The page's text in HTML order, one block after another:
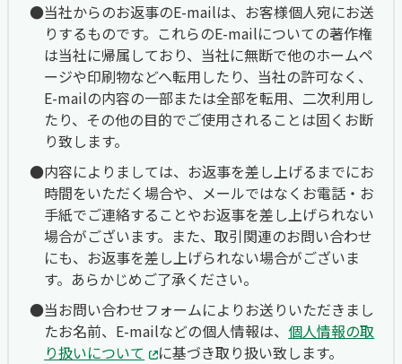
当社からのお返事のE-mailは、お客様個人宛にお送
りするものです。これらのE-mailについての著作権
は当社に帰属しており、当社に無断で他のホームペ
ージや印刷物などへ転用したり、当社の許可なく、
E-mailの内容の一部または全部を転用、二次利用し
たり、その他の目的でご使用されることは固くお断
り致します。
内容によりましては、お返事を差し上げるまでにお
時間をいただく場合や、メールではなくお電話・お
手紙でご連絡することやお返事を差し上げられない
場合がございます。また、取引関連のお問い合わせ
にも、お返事を差し上げられない場合がございま
す。あらかじめご了承ください。
当お問い合わせフォームによりお送りいただきまし
たお名前、E-mailなどの個人情報は、 個人情報の取
り扱いについて
に基づき取り扱い致します。